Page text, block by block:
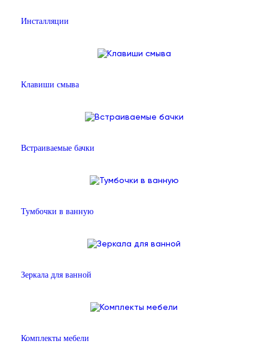
Инсталляции
Клавиши смыва
Встраиваемые бачки
Тумбочки в ванную
Зеркала для ванной
Комплекты мебели